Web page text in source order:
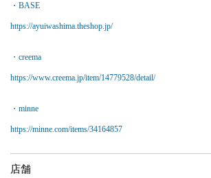
・BASE
https://ayuiwashima.theshop.jp/
・creema
https://www.creema.jp/item/14779528/detail/
・minne
https://minne.com/items/34164857
店舗